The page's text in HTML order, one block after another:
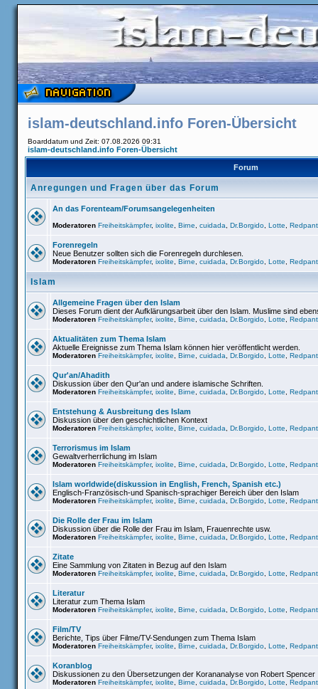
islam-deutschland.info Foren-Übersicht
Boarddatum und Zeit: 07.08.2026 09:31
islam-deutschland.info Foren-Übersicht
Forum
Anregungen und Fragen über das Forum
An das Forenteam/Forumsangelegenheiten
Moderatoren Freiheitskämpfer, ixolite Birne cuidada Dr.Borgido Lotte
Forenregeln
Neue Benutzer sollten sich die Forenregeln durchlesen.
Moderatoren Freiheitskämpfer, ixolite Birne cuidada Dr.Borgido Lotte
Islam
Allgemeine Fragen über den Islam
Dieses Forum dient der Aufklärungsarbeit über den Islam. Muslime sind
Moderatoren Freiheitskämpfer, ixolite Birne cuidada Dr.Borgido Lotte
Aktualitäten zum Thema Islam
Aktuelle Ereignisse zum Thema Islam können hier veröffentlicht werden.
Moderatoren Freiheitskämpfer, ixolite Birne cuidada Dr.Borgido Lotte
Qur'an/Ahadith
Diskussion über den Qur'an und andere islamische Schriften.
Moderatoren Freiheitskämpfer, ixolite Birne cuidada Dr.Borgido Lotte
Entstehung & Ausbreitung des Islam
Diskussion über den geschichtlichen Kontext
Moderatoren Freiheitskämpfer, ixolite Birne cuidada Dr.Borgido Lotte
Terrorismus im Islam
Gewaltverherrlichung im Islam
Moderatoren Freiheitskämpfer, ixolite Birne cuidada Dr.Borgido Lotte
Islam worldwide(diskussion in English, French, Spanish etc.)
Englisch-Französisch-und Spanisch-sprachiger Bereich über den Islam
Moderatoren Freiheitskämpfer, ixolite Birne cuidada Dr.Borgido Lotte
Die Rolle der Frau im Islam
Diskussion über die Rolle der Frau im Islam, Frauenrechte usw.
Moderatoren Freiheitskämpfer, ixolite Birne cuidada Dr.Borgido Lotte
Zitate
Eine Sammlung von Zitaten in Bezug auf den Islam
Moderatoren Freiheitskämpfer, ixolite Birne cuidada Dr.Borgido Lotte
Literatur
Literatur zum Thema Islam
Moderatoren Freiheitskämpfer, ixolite Birne cuidada Dr.Borgido Lotte
Film/TV
Berichte, Tips über Filme/TV-Sendungen zum Thema Islam
Moderatoren Freiheitskämpfer, ixolite Birne cuidada Dr.Borgido Lotte
Koranblog
Diskussionen zu den Übersetzungen der Korananalyse von Robert Spencer
Moderatoren Freiheitskämpfer, ixolite Birne cuidada Dr.Borgido Lotte